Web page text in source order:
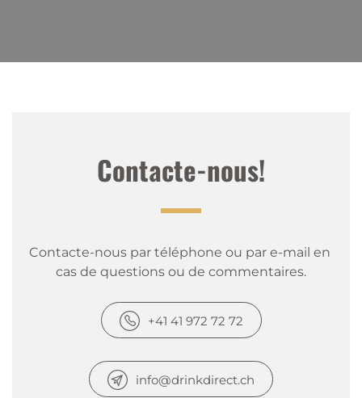
Contacte-nous!
Contacte-nous par téléphone ou par e-mail en
cas de questions ou de commentaires.
+41 41 972 72 72
info@drinkdirect.ch